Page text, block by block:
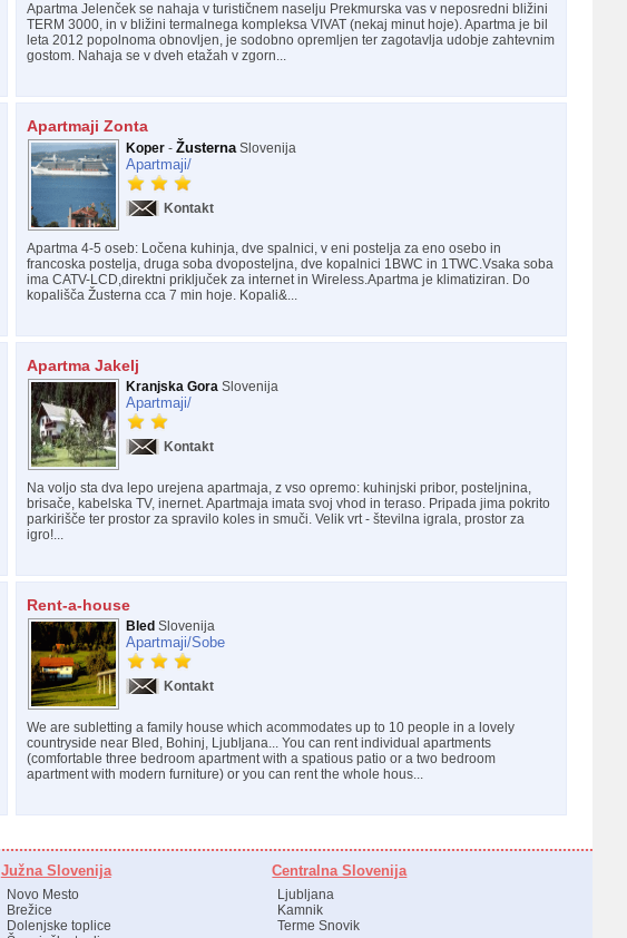
Apartma Jelenček se nahaja v turističnem naselju Prekmurska vas v neposredni bližini
TERM 3000, in v bližini termalnega kompleksa VIVAT (nekaj minut hoje). Apartma je bil
leta 2012 popolnoma obnovljen, je sodobno opremljen ter zagotavlja udobje zahtevnim
gostom. Nahaja se v dveh etažah v zgorn...
Apartmaji Zonta
Koper- ŽusternaSlovenija
Apartmaji/
Kontakt
Apartma 4-5 oseb: Ločena kuhinja, dve spalnici, v eni postelja za eno osebo in
francoska postelja, druga soba dvoposteljna, dve kopalnici 1BWC in 1TWC.Vsaka soba
ima CATV-LCD,direktni priključek za internet in Wireless.Apartma je klimatiziran. Do
kopališča Žusterna cca 7 min hoje. Kopali&...
Apartma Jakelj
Kranjska GoraSlovenija
Apartmaji/
Kontakt
Na voljo sta dva lepo urejena apartmaja, z vso opremo: kuhinjski pribor, posteljnina,
brisače, kabelska TV, inernet. Apartmaja imata svoj vhod in teraso. Pripada jima pokrito
parkirišče ter prostor za spravilo koles in smuči. Velik vrt - številna igrala, prostor za
igro!...
Rent-a-house
Bled Slovenija
Apartmaji/Sobe
Kontakt
We are subletting a family house which acommodates up to 10 people in a lovely
countryside near Bled, Bohinj, Ljubljana... You can rent individual apartments
(comfortable three bedroom apartment with a spatious patio or a two bedroom
apartment with modern furniture) or you can rent the whole hous...
Južna Slovenija
Novo Mesto
Brežice
Dolenjske toplice
Centralna Slovenija
Ljubljana
Kamnik
Terme Snovik